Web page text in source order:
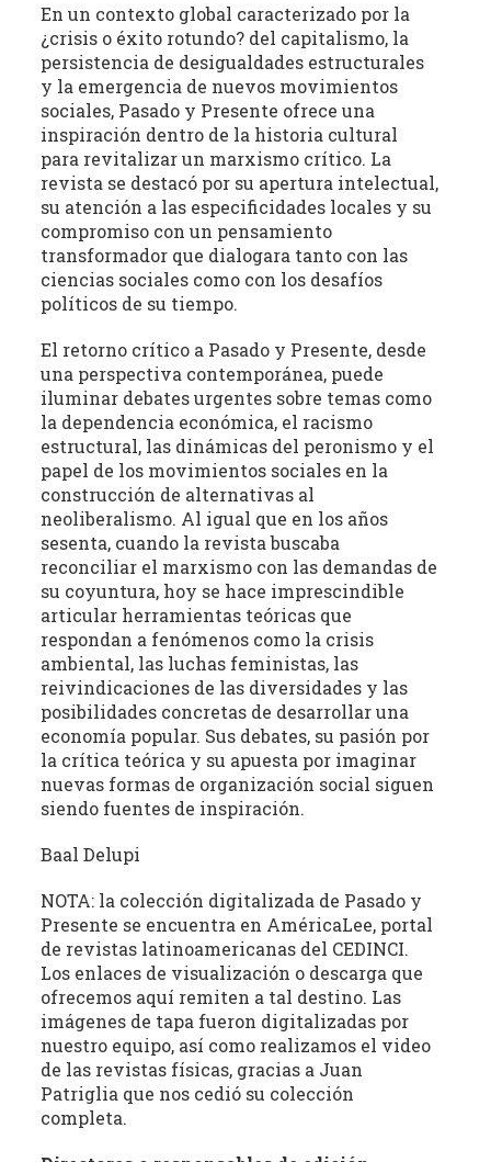
En un contexto global caracterizado por la
¿crisis o éxito rotundo? del capitalismo, la
persistencia de desigualdades estructurales
y la emergencia de nuevos movimientos
sociales, Pasado y Presente ofrece una
inspiración dentro de la historia cultural
para revitalizar un marxismo crítico. La
revista se destacó por su apertura intelectual,
su atención a las especificidades locales y su
compromiso con un pensamiento
transformador que dialogara tanto con las
ciencias sociales como con los desafíos
políticos de su tiempo.
El retorno crítico a Pasado y Presente, desde
una perspectiva contemporánea, puede
iluminar debates urgentes sobre temas como
la dependencia económica, el racismo
estructural, las dinámicas del peronismo y el
papel de los movimientos sociales en la
construcción de alternativas al
neoliberalismo. Al igual que en los años
sesenta, cuando la revista buscaba
reconciliar el marxismo con las demandas de
su coyuntura, hoy se hace imprescindible
articular herramientas teóricas que
respondan a fenómenos como la crisis
ambiental, las luchas feministas, las
reivindicaciones de las diversidades y las
posibilidades concretas de desarrollar una
economía popular. Sus debates, su pasión por
la crítica teórica y su apuesta por imaginar
nuevas formas de organización social siguen
siendo fuentes de inspiración.
Baal Delupi
NOTA: la colección digitalizada de Pasado y
Presente se encuentra en AméricaLee, portal
de revistas latinoamericanas del CEDINCI.
Los enlaces de visualización o descarga que
ofrecemos aquí remiten a tal destino. Las
imágenes de tapa fueron digitalizadas por
nuestro equipo, así como realizamos el video
de las revistas físicas, gracias a Juan
Patriglia que nos cedió su colección
completa.